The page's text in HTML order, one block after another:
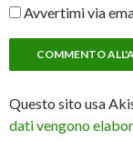
Avvertimi via
Questo sito usa
dati vengono